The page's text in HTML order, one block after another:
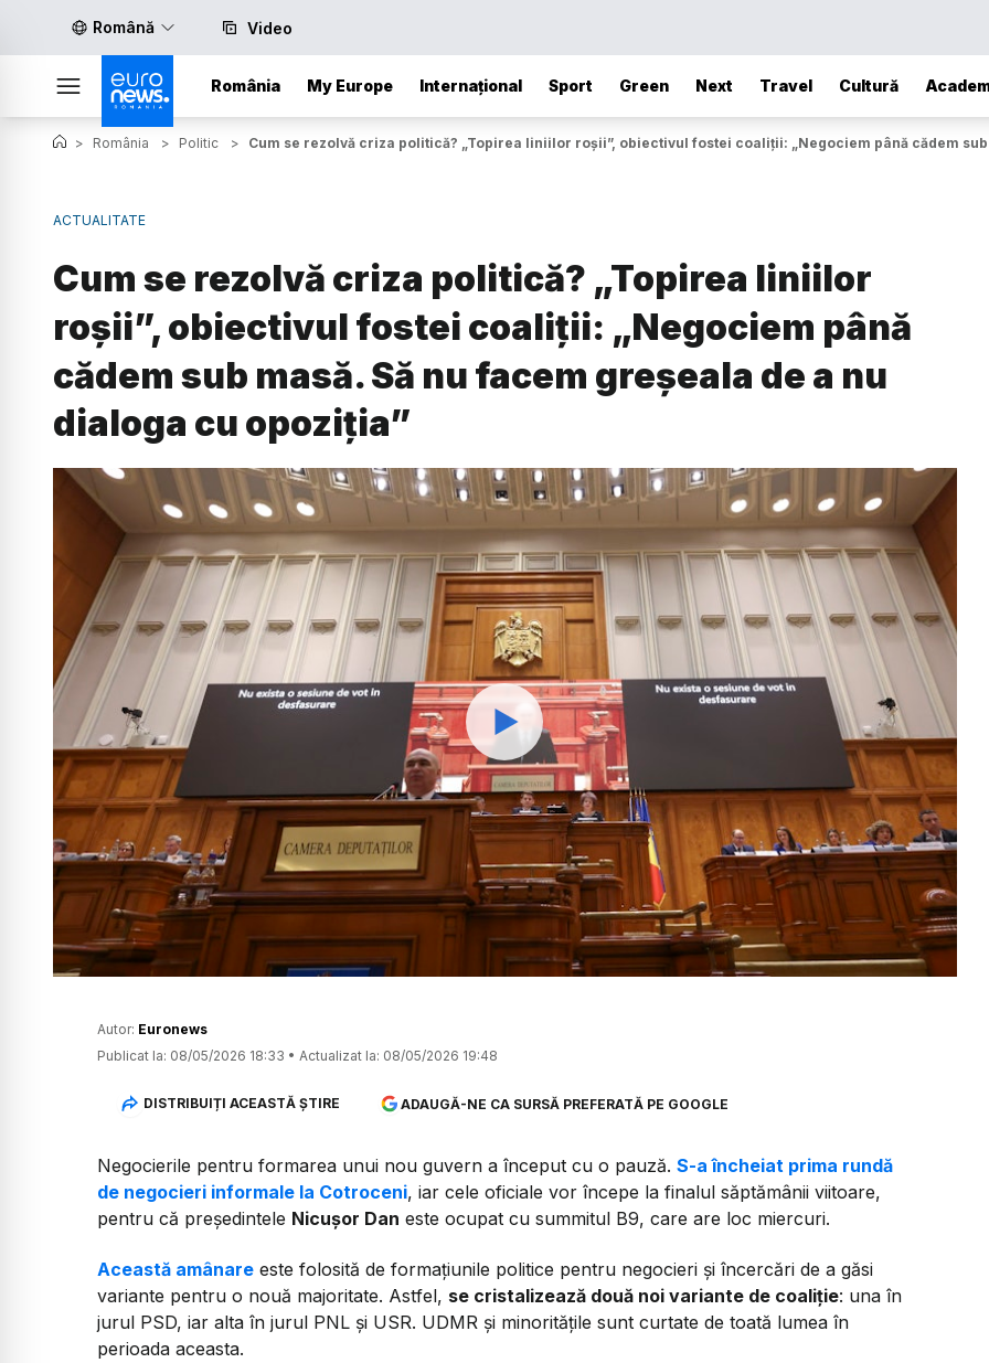
Română Video
România My Europe Internațional Sport Green Next Travel Cultură
> România > Politic > Cum se rezolvă criza politică? „Topirea liniilor roșii”, obiectivul fostei coaliții: „Negociem până cădem
ACTUALITATE
Cum se rezolvă criza politică? „Topirea liniilor
roșii”, obiectivul fostei coaliții: „Negociem până
cădem sub masă. Să nu facem greșeala de a nu
dialoga cu opoziția”
Watch
Autor: Euronews
Publicat la: 08/05/2026 18:33 • Actualizat la: 08/05/2026 19:48
DISTRIBUIȚI ACEASTĂ ȘTIRE ADAUGĂ-NE CA SURSĂ PREFERATĂ PE GOOGLE
Negocierile pentru formarea unui nou guvern a început cu o pauză. S-a încheiat prima rundă
de negocieri informale la Cotroceni, iar cele oficiale vor începe la finalul săptămânii viitoare,
pentru că președintele Nicușor Dan este ocupat cu summitul B9, care are loc miercuri.
Această amânare este folosită de formațiunile politice pentru negocieri și încercări de a găsi
variante pentru o nouă majoritate. Astfel, se cristalizează două noi variante de coaliție: una în
jurul PSD, iar alta în jurul PNL și USR. UDMR și minoritățile sunt curtate de toată lumea în
perioada aceasta.